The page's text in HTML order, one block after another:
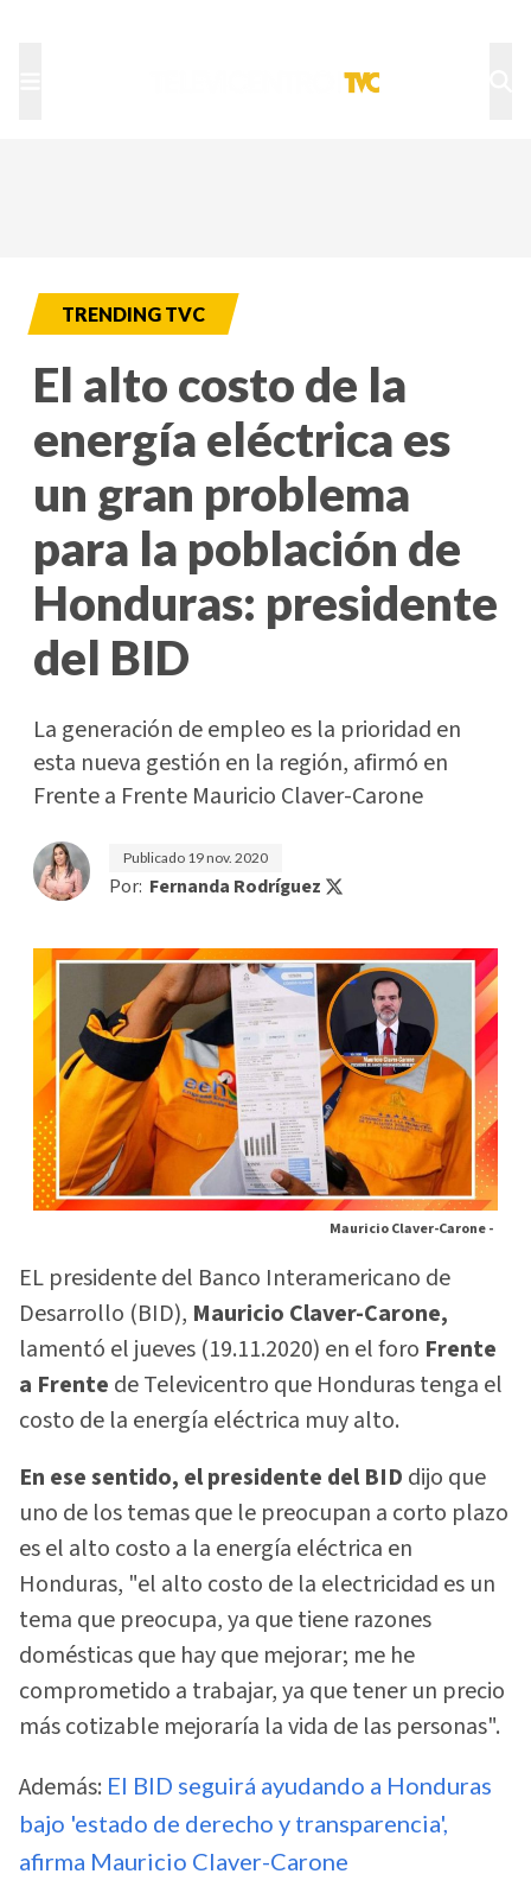
TRENDING TVC
El alto costo de la
energía eléctrica es
un gran problema
para la población de
Honduras: presidente
del BID
La generación de empleo es la prioridad en
esta nueva gestión en la región, afirmó en
Frente a Frente Mauricio Claver-Carone
Publicado 19 nov. 2020
Por: Fernanda Rodríguez
Mauricio Claver-Carone -
EL presidente del Banco Interamericano de
Desarrollo (BID), Mauricio Claver-Carone,
lamentó el jueves (19.11.2020) en el foro Frente
a Frente de Televicentro que Honduras tenga el
costo de la energía eléctrica muy alto.
En ese sentido, el presidente del BID dijo que
uno de los temas que le preocupan a corto plazo
es el alto costo a la energía eléctrica en
Honduras, "el alto costo de la electricidad es un
tema que preocupa, ya que tiene razones
domésticas que hay que mejorar; me he
comprometido a trabajar, ya que tener un precio
más cotizable mejoraría la vida de las personas".
Además: El BID seguirá ayudando a Honduras
bajo 'estado de derecho y transparencia',
afirma Mauricio Claver-Carone